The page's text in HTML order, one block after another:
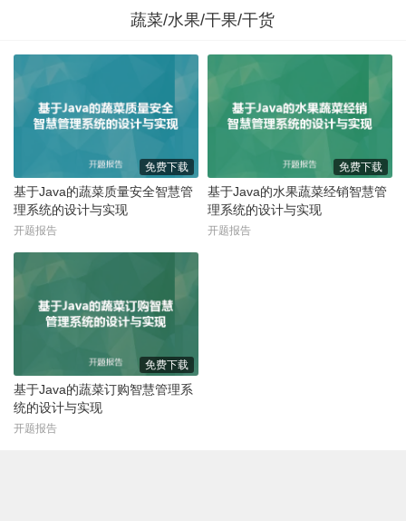
蔬菜/水果/干果/干货
免费下载
基于Java的蔬菜质量安全智慧管
理系统的设计与实现
开题报告
免费下载
基于Java的水果蔬菜经销智慧管
理系统的设计与实现
开题报告
免费下载
基于Java的蔬菜订购智慧管理系
统的设计与实现
开题报告